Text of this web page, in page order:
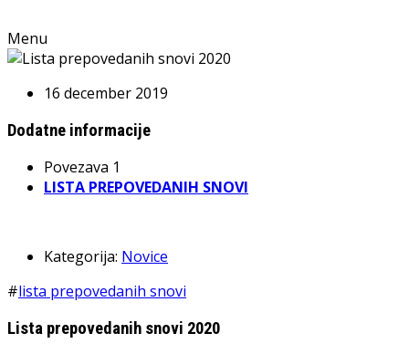
Menu
16 december 2019
Dodatne informacije
Povezava 1
LISTA PREPOVEDANIH SNOVI
Kategorija: Novice
#lista prepovedanih snovi
Lista prepovedanih snovi 2020